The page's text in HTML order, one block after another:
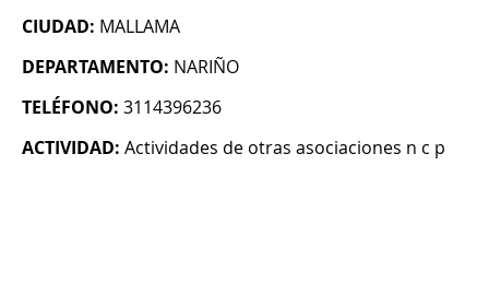
CIUDAD: MALLAMA
DEPARTAMENTO: NARIÑO
TELÉFONO: 3114396236
ACTIVIDAD: Actividades de otras asociaciones n c p